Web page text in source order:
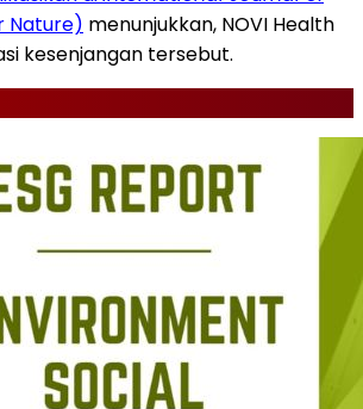
Nature) menunjukkan, NOVI Health
kesenjangan tersebut.